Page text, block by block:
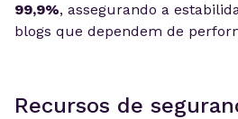
99,9%, assegurando a
blogs que dependem de
Recursos de